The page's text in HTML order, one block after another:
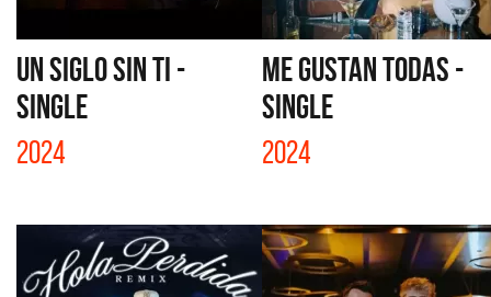
UN SIGLO SIN TI -
SINGLE
2024
ME GUSTAN TODAS -
SINGLE
2024